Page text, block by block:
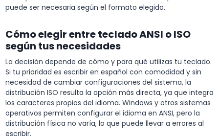
puede ser necesaria según el formato elegido.
Cómo elegir entre teclado ANSI o ISO
según tus necesidades
La decisión depende de cómo y para qué utilizas tu teclado.
Si tu prioridad es escribir en español con comodidad y sin
necesidad de cambiar configuraciones del sistema, la
distribución ISO resulta la opción más directa, ya que integra
los caracteres propios del idioma. Windows y otros sistemas
operativos permiten configurar el idioma en ANSI, pero la
distribución física no varía, lo que puede llevar a errores al
escribir.